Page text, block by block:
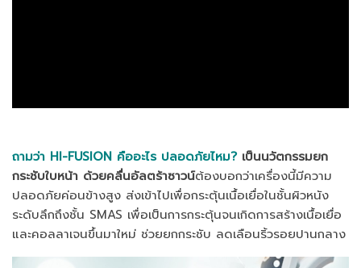
ถามว่า HI-FUSION คืออะไร ปลอดภัยไหม?เป็นนวัตกรรมยก
กระชับใบหน้า ด้วยคลื่นอัลตร้าซาวน์ต้องบอกว่าเครื่องนี้มีความ
ปลอดภัยค่อนข้างสูง ส่งเข้าไปเพื่อกระตุ้นเนื้อเยื่อในชั้นผิวหนัง
ระดับลึกถึงชั้น SMAS เพื่อเป็นการกระตุ้นจนเกิดการสร้างเนื้อเยื่อ
และคอลลาเจนขึ้นมาใหม่ ช่วยยกกระชับ ลดเลือนริ้วรอยปานกลาง